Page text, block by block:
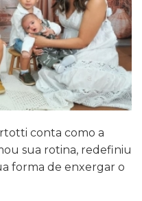
conta como a
sua rotina, redefiniu
forma de enxergar o